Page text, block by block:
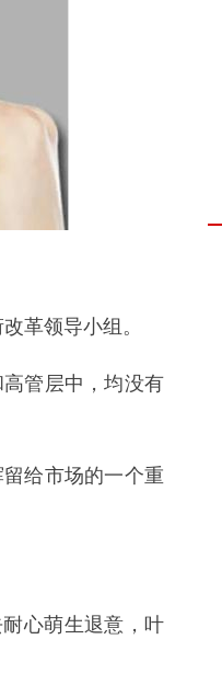
革领导小组。
管层中，均没有
给市场的一个重
心萌生退意，叶